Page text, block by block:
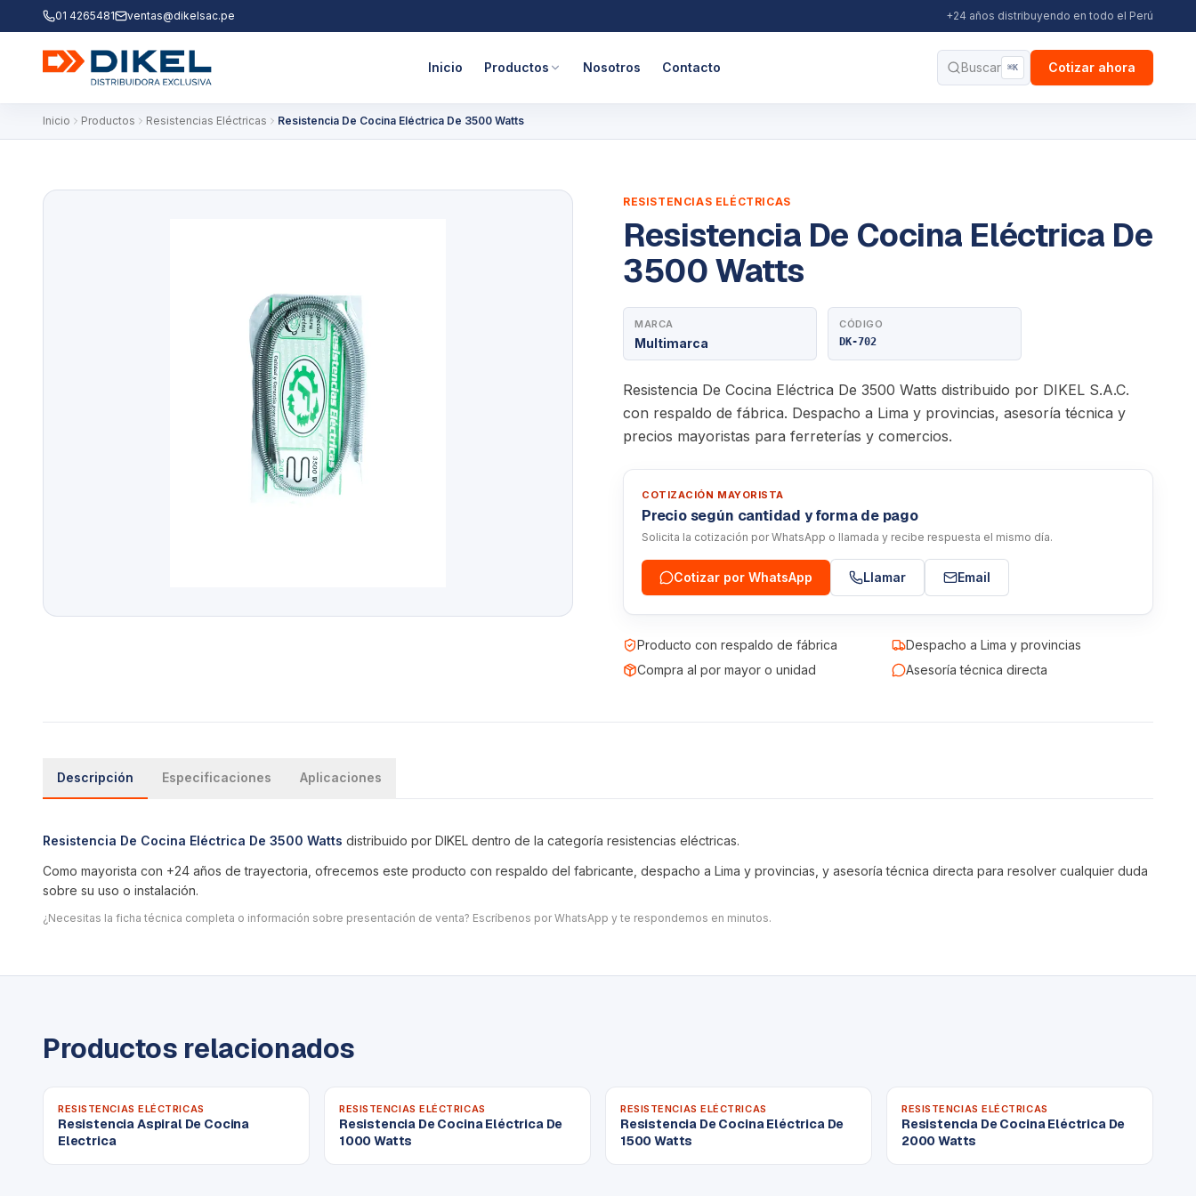
01 4265481 ventas@dikelsac.pe +24 años distribuyendo en todo el Perú
Inicio Productos Nosotros Contacto Buscar ⌘K Cotizar ahora
Inicio Productos Resistencias Eléctricas Resistencia De Cocina Eléctrica De 3500 Watts
RESISTENCIAS ELÉCTRICAS
Resistencia De Cocina Eléctrica De
3500 Watts
MARCA
Multimarca
CÓDIGO
DK-702
Resistencia De Cocina Eléctrica De 3500 Watts distribuido por DIKEL S.A.C.
con respaldo de fábrica. Despacho a Lima y provincias, asesoría técnica y
precios mayoristas para ferreterías y comercios.
COTIZACIÓN MAYORISTA
Precio según cantidad y forma de pago
Solicita la cotización por WhatsApp o llamada y recibe respuesta el mismo día.
Cotizar por WhatsApp Llamar Email
Producto con respaldo de fábrica
Despacho a Lima y provincias
Compra al por mayor o unidad
Asesoría técnica directa
Descripción Especificaciones Aplicaciones
Resistencia De Cocina Eléctrica De 3500 Watts distribuido por DIKEL dentro de la categoría resistencias eléctricas.
Como mayorista con +24 años de trayectoria, ofrecemos este producto con respaldo del fabricante, despacho a Lima y provincias, y asesoría técnica directa para resolver cualquier duda
sobre su uso o instalación.
¿Necesitas la ficha técnica completa o información sobre presentación de venta? Escríbenos por WhatsApp y te respondemos en minutos.
Productos relacionados
RESISTENCIAS ELÉCTRICAS
Resistencia Aspiral De Cocina
Electrica
RESISTENCIAS ELÉCTRICAS
Resistencia De Cocina Eléctrica De
1000 Watts
RESISTENCIAS ELÉCTRICAS
Resistencia De Cocina Eléctrica De
1500 Watts
RESISTENCIAS ELÉCTRICAS
Resistencia De Cocina Eléctrica De
2000 Watts